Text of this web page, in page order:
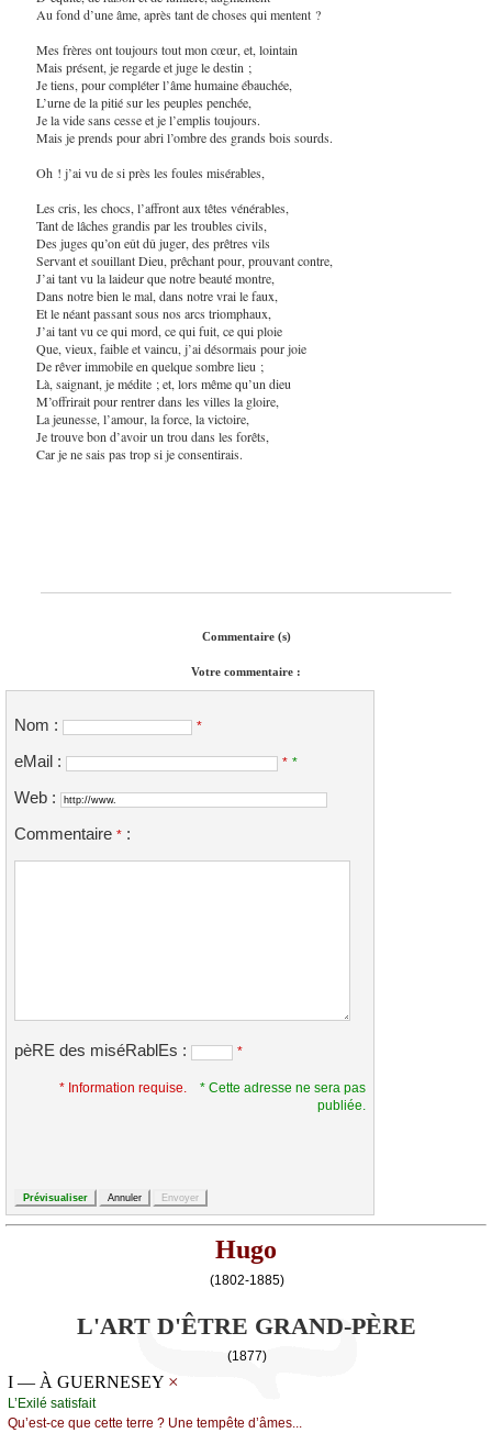
Au fond d’une âme, après tant de choses qui mentent ?
Mes frères ont toujours tout mon cœur, et, lointain
Mais présent, je regarde et juge le destin ;
Je tiens, pour compléter l’âme humaine ébauchée,
L’urne de la pitié sur les peuples penchée,
Je la vide sans cesse et je l’emplis toujours.
Mais je prends pour abri l’ombre des grands bois sourds.
Oh ! j’ai vu de si près les foules misérables,
Les cris, les chocs, l’affront aux têtes vénérables,
Tant de lâches grandis par les troubles civils,
Des juges qu’on eût dû juger, des prêtres vils
Servant et souillant Dieu, prêchant pour, prouvant contre,
J’ai tant vu la laideur que notre beauté montre,
Dans notre bien le mal, dans notre vrai le faux,
Et le néant passant sous nos arcs triomphaux,
J’ai tant vu ce qui mord, ce qui fuit, ce qui ploie
Que, vieux, faible et vaincu, j’ai désormais pour joie
De rêver immobile en quelque sombre lieu ;
Là, saignant, je médite ; et, lors même qu’un dieu
M’offrirait pour rentrer dans les villes la gloire,
La jeunesse, l’amour, la force, la victoire,
Je trouve bon d’avoir un trou dans les forêts,
Car je ne sais pas trop si je consentirais.
Commentaire (s)
Votre commentaire :
Nom : *
eMail : * *
Web :
Commentaire * :
pèRE des miséRablEs : *
* Information requise.
* Cette adresse ne sera pas
publiée.
Hugo
(1802-1885)
L'ART D'ÊTRE GRAND-PÈRE
(1877)
I — À GUERNESEY ×
L’Εхilé sаtisfаit
Qu’еst-се quе сеttе tеrrе ? Unе tеmpêtе d’âmеs...